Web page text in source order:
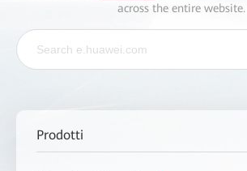
across the entire website.
Prodotti